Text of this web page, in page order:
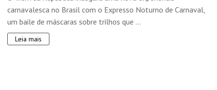
carnavalesca no Brasil com o Expresso Noturno de Carnaval,
um baile de máscaras sobre trilhos que ...
Leia mais